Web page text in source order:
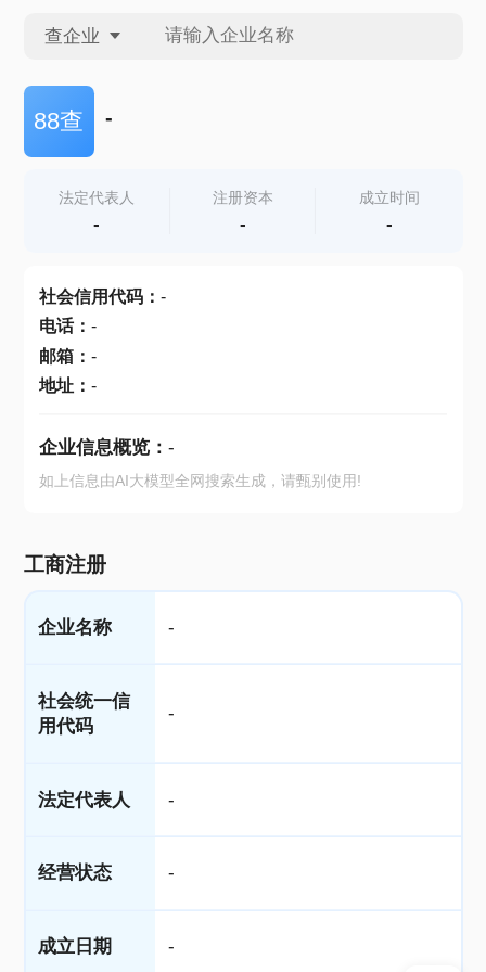
查企业
查企业
查产地
88查 -
法定代表人
-
注册资本
-
成立时间
-
社会信用代码： -
电话： -
邮箱： -
地址： -
企业信息概览： -
如上信息由AI大模型全网搜索生成，请甄别使用!
工商注册
企业名称 -
社会统一信
用代码
-
法定代表人 -
经营状态 -
成立日期 -